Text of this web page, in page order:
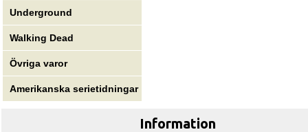
Underground
Walking Dead
Övriga varor
Amerikanska serietidningar
Information